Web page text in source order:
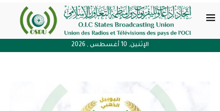
الإثنين, 10 أغسطس , 2026